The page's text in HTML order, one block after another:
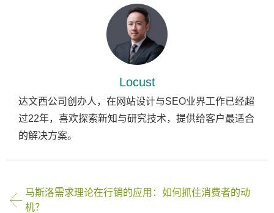
Locust
达文西公司创办人，在网站设计与SEO业界工作已经超
过22年，喜欢探索新知与研究技术，提供给客户最适合
的解决方案。
马斯洛需求理论在行销的应用：如何抓住消费者的动
机？